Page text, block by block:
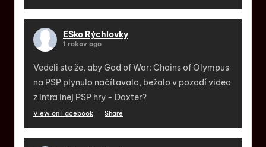
ESko Rýchlovky
1 rokov ago
Vedeli ste že, aby God of War: Chains of Olympus
na PSP plynulo načítavalo, bežalo v pozadí video
z intra inej PSP hry - Daxter?
View on Facebook · Share